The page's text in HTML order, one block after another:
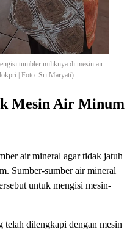
tumbler miliknya di mesin air
| Foto: Sri Maryati)
Mesin Air Minum
air mineral agar tidak jatuh
Sumber-sumber air mineral
untuk mengisi mesin-
telah dilengkapi dengan mesin